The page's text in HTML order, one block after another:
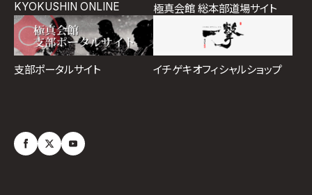
KYOKUSHIN ONLINE 極真会館 総本部道場サイト
支部ポータルサイト イチゲキオフィシャルショップ